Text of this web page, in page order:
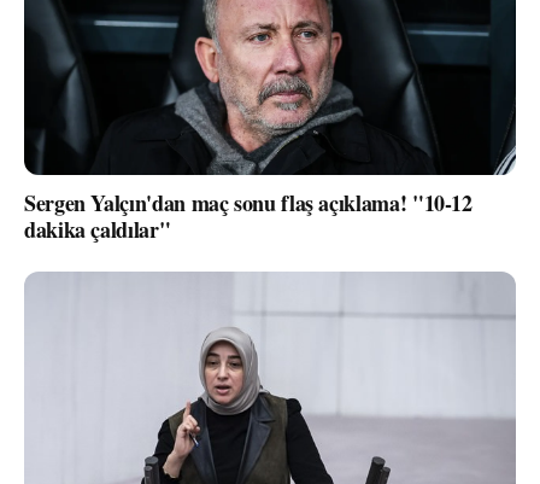
Sergen Yalçın'dan maç sonu flaş açıklama! "10-12
dakika çaldılar"